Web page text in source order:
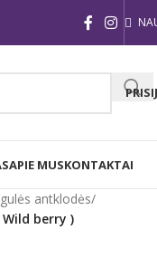
APIE MUSKONTAKTAI
antklodės/
berry )